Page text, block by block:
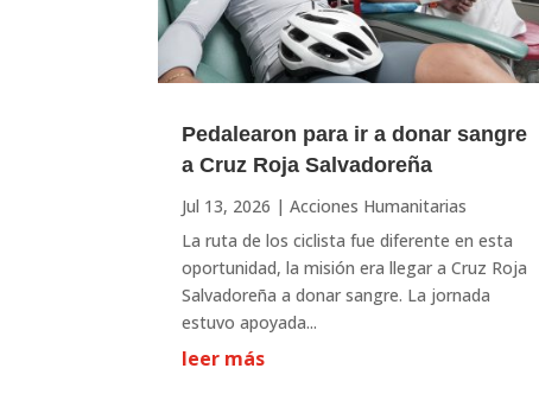
Pedalearon para ir a donar sangre
a Cruz Roja Salvadoreña
Jul 13, 2026 |Acciones Humanitarias
La ruta de los ciclista fue diferente en esta
oportunidad, la misión era llegar a Cruz Roja
Salvadoreña a donar sangre. La jornada
estuvo apoyada...
leer más